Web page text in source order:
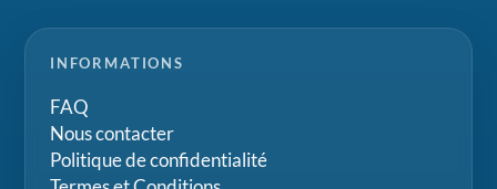
INFORMATIONS
FAQ
Nous contacter
Politique de confidentialité